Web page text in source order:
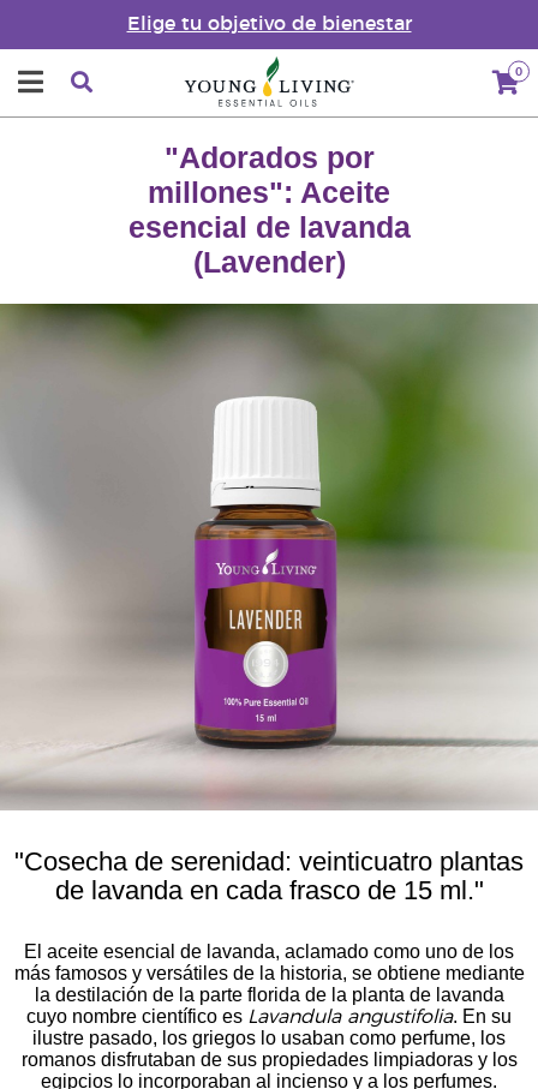
Elige tu objetivo de bienestar
0
"Adorados por
millones": Aceite
esencial de lavanda
(Lavender)
"Cosecha de serenidad: veinticuatro plantas
de lavanda en cada frasco de 15 ml."
El aceite esencial de lavanda, aclamado como uno de los
más famosos y versátiles de la historia, se obtiene mediante
la destilación de la parte florida de la planta de lavanda
cuyo nombre científico es Lavandula angustifolia. En su
ilustre pasado, los griegos lo usaban como perfume, los
romanos disfrutaban de sus propiedades limpiadoras y los
egipcios lo incorporaban al incienso y a los perfumes.